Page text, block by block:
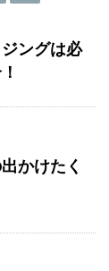
ングは必
かけたく